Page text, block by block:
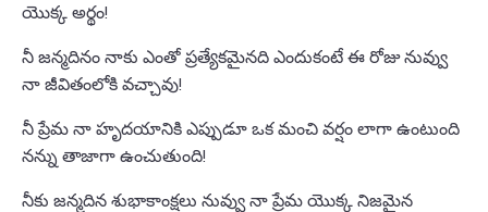
యొక్క అర్థం!
నీ జన్మదినం నాకు ఎంతో ప్రత్యేకమైనది ఎందుకంటే ఈ రోజు నువ్వు
నా జీవితంలోకి వచ్చావు!
నీ ప్రేమ నా హృదయానికి ఎప్పుడూ ఒక మంచి వర్షం లాగా ఉంటుంది
నన్ను తాజాగా ఉంచుతుంది!
నీకు జన్మదిన శుభాకాంక్షలు నువ్వు నా ప్రేమ యొక్క నిజమైన